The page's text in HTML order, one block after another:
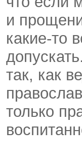
и
какие-то
так, как
только